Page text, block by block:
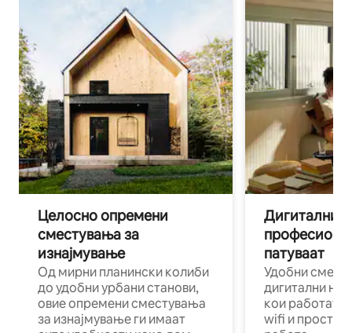
Целосно опремени
сместувања за
изнајмување
Од мирни планински колиби
до удобни урбани станови,
овие опремени сместувања
за изнајмување ги имаат
Дигитални
патуваат
Удобни
дигитални
кои работат
wifi и